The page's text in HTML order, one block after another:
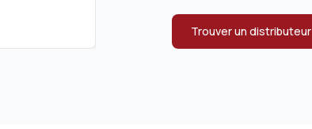
Trouver un distributeur